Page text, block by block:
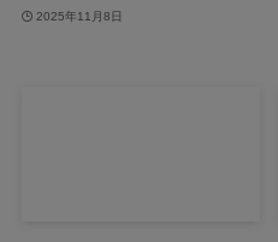
2025年11月8日